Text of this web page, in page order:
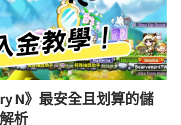
N》最安全且划算的儲
析